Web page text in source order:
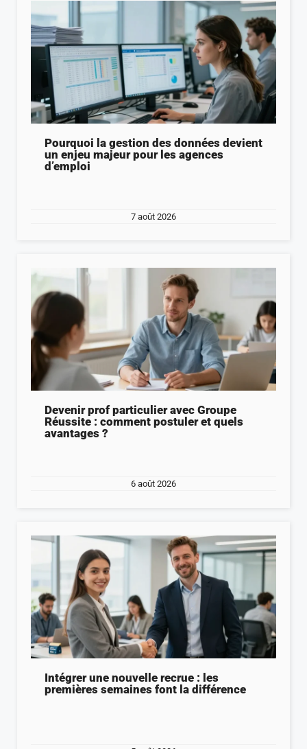
Pourquoi la gestion des données devient
un enjeu majeur pour les agences
d’emploi
7 août 2026
Devenir prof particulier avec Groupe
Réussite : comment postuler et quels
avantages ?
6 août 2026
Intégrer une nouvelle recrue : les
premières semaines font la différence